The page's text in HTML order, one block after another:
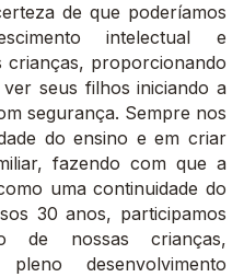
de que poderíamos
intelectual e
crianças, proporcionando
seus filhos iniciando a
segurança. Sempre nos
do ensino e em criar
fazendo com que a
uma continuidade do
30 anos, participamos
de nossas crianças,
desenvolvimento